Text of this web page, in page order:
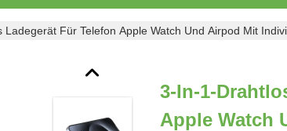
Ladegerät Für Telefon Apple Watch Und Airpod Mit
3-In-1-
Apple Watch